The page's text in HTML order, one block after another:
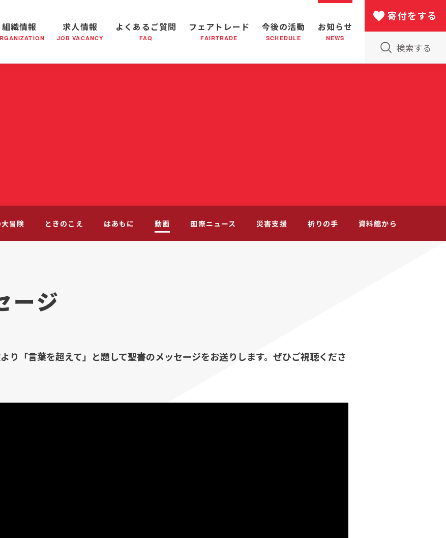
り立ち 軍隊形式について 私たちの目指す未来 小隊(教会)のはたらき 日本における救世軍の130年
社会鍋物語 音楽活動 救世軍ブラスバンドのCD バザー 災害支援
組織情報
全国の小隊(教会)等について 医療・社会福祉事業 出版物のご案内
求人情報
JOB VACANCY
よくあるご質問
FAQ
フェアトレード
FAIRTRADE
今後の活動
SCHEDULE
お知らせ
NEWS
検索する
寄付をする
冒険 ときのこえ はあもに 動画 国際ニュース 災害支援 祈りの手 資料館から
ージ
り「言葉を超えて」と題して聖書のメッセージをお送りします。ぜひご視聴くださ